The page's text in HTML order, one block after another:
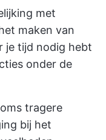
met
maken van
je tijd nodig hebt
onder de
tragere
bij het